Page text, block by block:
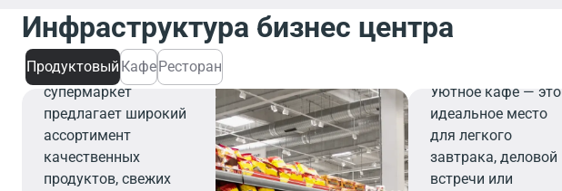
Инфраструктура бизнес центра
Продуктовый КафеРесторан
Продуктовый
Современный
супермаркет
предлагает широкий
ассортимент
качественных
продуктов, свежих
Уютное кафе — это
идеальное место
для легкого
завтрака, деловой
встречи или